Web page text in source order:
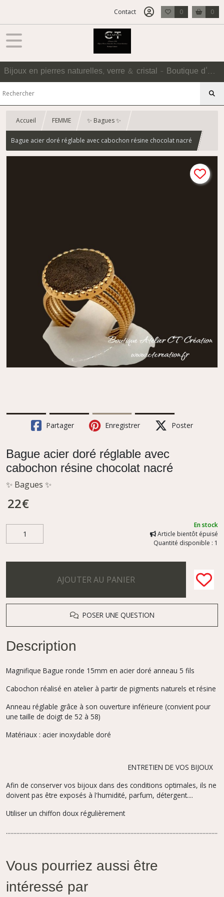
Contact 0 0
Bijoux en pierres naturelles, verre & cristal - Boutique d'Accessoires
Accueil FEMME ✨ Bagues ✨
Bague acier doré réglable avec cabochon résine chocolat nacré
Partager Enregistrer Poster
Bague acier doré réglable avec
cabochon résine chocolat nacré
✨ Bagues ✨
22€
En stock
Article bientôt épuisé
Quantité disponible : 1
AJOUTER AU PANIER
POSER UNE QUESTION
Description
Magnifique Bague ronde 15mm en acier doré anneau 5 fils
Cabochon réalisé en atelier à partir de pigments naturels et résine
Anneau réglable grâce à son ouverture inférieure (convient pour
une taille de doigt de 52 à 58)
Matériaux : acier inoxydable doré
ENTRETIEN DE VOS BIJOUX
Afin de conserver vos bijoux dans des conditions optimales, ils ne
doivent pas être exposés à l'humidité, parfum, détergent....
Utiliser un chiffon doux régulièrement
Vous pourriez aussi être
intéressé par